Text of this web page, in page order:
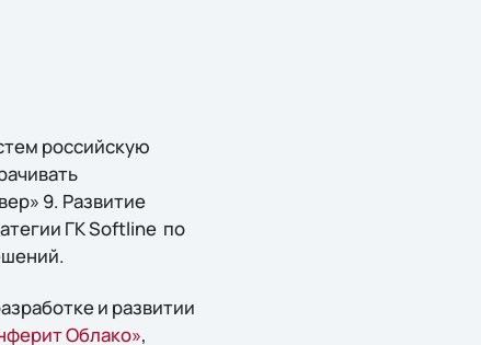
российскую
9. Развитие
ГК Softline по
и развитии
Облако»,